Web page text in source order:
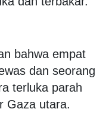
bahwa empat
dan seorang
terluka parah
Gaza utara.